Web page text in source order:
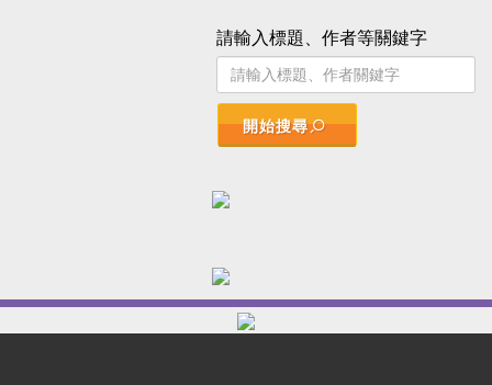
請輸入標題、作者等關鍵字
開始搜尋